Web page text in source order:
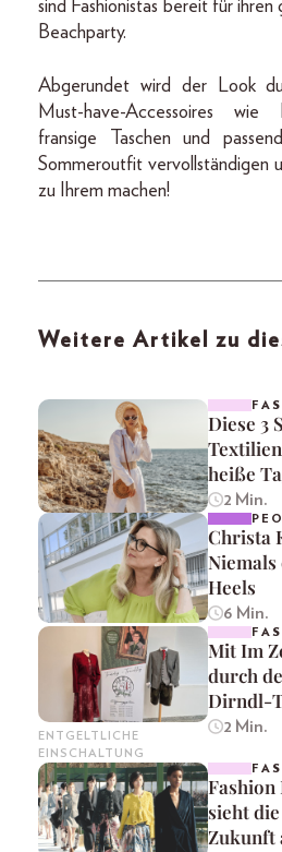
sind Fashionistas bereit für
Beachparty.
Abgerundet wird der Look
Must-have-Accessoires
fransige Taschen und
Sommeroutfit vervollständigen
zu Ihrem machen!
Weitere Artikel zu
Diese 3
heiße
2 Min.
Christa
Niemals
Heels
6 Min.
ENTGELTLICHE
EINSCHALTUNG
Mit Im
durch
Dirndl-
2 Min.
Fashion
sieht
Zukunft